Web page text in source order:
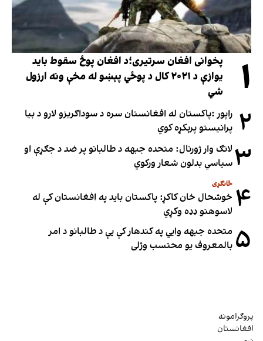
۱
پخوانی افغان سرتیری؛د افغان پوځ سقوط باید
یوازې د ۲۰۲۱ کال د پوځي پېښو له مخې ونه ارزول
شي
۲ راپور :پاکستان له افغانستان سره د سوداګریزو لارو د بیا
پرانیستو پرېکړه کوي
۳ لانګ وار ژورنال: متحده جبهه د طالبانو پر ضد د جګړې او
سیاسي بدلون شعار ورکوي
۴ ځانګړی
خوشحال خان کاکړ: پاکستان بايد په افغانستان کې له
لاسوهنو ډډه وکړي
۵ متحده جبهه وايي په کندهار کې یې د طالبانو د امر
بالمعروف یو محتسب وژلی
پروګرامونه
افغانستان